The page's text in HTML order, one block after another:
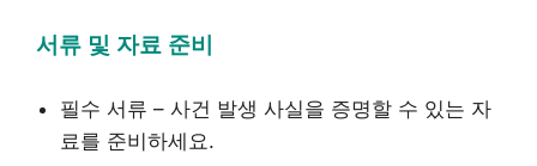
서류 및 자료 준비
필수 서류 – 사건 발생 사실을 증명할 수 있는 자
료를 준비하세요.